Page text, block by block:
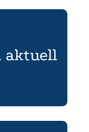
aktuell